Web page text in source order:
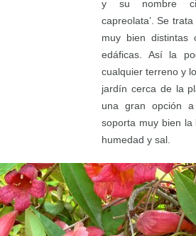
y su nombre
capreolata’. Se
muy bien distintas
edáficas. Así la
cualquier terreno y
jardín cerca de la
una gran opción
soporta muy bien la
humedad y sal.